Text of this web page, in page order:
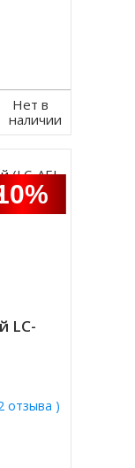
Нет в
наличии
LC-
отзыва )